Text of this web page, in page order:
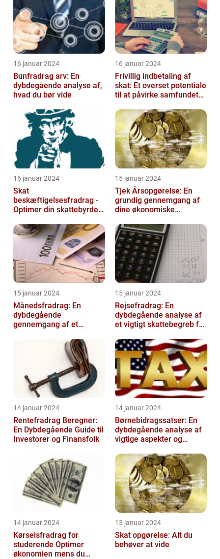
16 januar 2024
Bunfradrag arv: En
dybdegående analyse af,
hvad du bør vide
16 januar 2024
Frivillig indbetaling af
skat: Et overset potentiale
til at påvirke samfundet
16 januar 2024
Skat
beskæftigelsesfradrag -
Optimer din skattebyrde
15 januar 2024
Tjek Årsopgørelse: En
grundig gennemgang af
dine økonomiske
15 januar 2024
Månedsfradrag: En
dybdegående
gennemgang af et
investorer og finansfolk
15 januar 2024
Rejsefradrag: En
dybdegående analyse af
et vigtigt skattebegreb for
14 januar 2024
Rentefradrag Beregner:
En Dybdegående Guide til
Investorer og Finansfolk
14 januar 2024
Børnebidragssatser: En
dybdegående analyse af
vigtige aspekter og
14 januar 2024
Kørselsfradrag for
studerende Optimer
økonomien mens du
13 januar 2024
Skat opgørelse: Alt du
behøver at vide